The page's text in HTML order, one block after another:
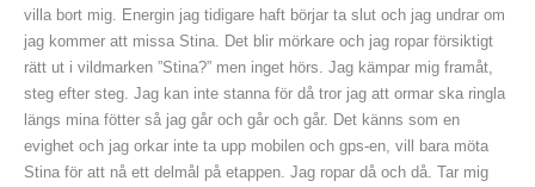
villa bort mig. Energin jag tidigare haft börjar ta slut och jag undrar om
jag kommer att missa Stina. Det blir mörkare och jag ropar försiktigt
rätt ut i vildmarken ”Stina?” men inget hörs. Jag kämpar mig framåt,
steg efter steg. Jag kan inte stanna för då tror jag att ormar ska ringla
längs mina fötter så jag går och går och går. Det känns som en
evighet och jag orkar inte ta upp mobilen och gps-en, vill bara möta
Stina för att nå ett delmål på etappen. Jag ropar då och då. Tar mig